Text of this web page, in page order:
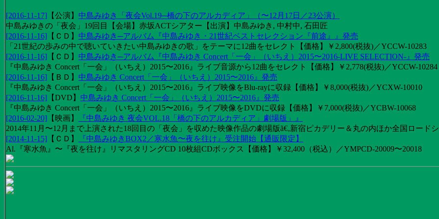
[2016-11-17] 【公演】 中島みゆき「夜会Vol.19─橋の下のアルカディア」（〜12月17日／23公演）
中島みゆきの「夜会」19回目【会場】赤坂ACTシアター【出演】中島みゆき, 中村中, 石田匠
[2016-11-16] 【 ＣＤ 】 中島みゆき─アルバム『中島みゆき・21世紀ベストセレクション『前途』』発売
「21世紀の歩みの中で聴いていきたい中島みゆきの歌」をテーマに12曲をセレクト【価格】￥2,800(税抜)／YCCW-10283
[2016-11-16] 【 ＣＤ 】 中島みゆき─アルバム『中島みゆき Concert「一会」（いちえ）2015〜2016-LIVE SELECTION-』発売
『中島みゆき Concert「一会」（いちえ）2015〜2016』ライブ音源から12曲をセレクト【価格】￥2,778(税抜)／YCCW-10284
[2016-11-16] 【 ＢＤ 】 中島みゆき Concert「一会」（いちえ）2015〜2016』発売
『中島みゆき Concert「一会」（いちえ）2015〜2016』ライブ映像をBlu-rayに収録【価格】￥8,000(税抜)／YCXW-10010
[2016-11-16] 【DVD 】 中島みゆき Concert「一会」（いちえ）2015〜2016』発売
『中島みゆき Concert「一会」（いちえ）2015〜2016』ライブ映像をDVDに収録【価格】￥7,000(税抜)／YCBW-10068
[2016-02-20] 【 映画】
『中島みゆき 夜会VOL.18「橋の下のアルカディア」劇場版」』
2014年11月〜12月まで上演された18回目の「夜会」を収めた映像作品の劇場版ã€‚新宿ピカデリー＆丸の内ほか全国ロード
[2014-11-15] 【 ＣＤ 】
『中島みゆきBOX2／寒水魚〜夜を往け』受注開始【通販限定】
Al.『寒水魚』〜『夜を往け』リマスタリングCD 10枚組CDボックス【価格】￥32,400（税込）／YMPCD-20009〜20018